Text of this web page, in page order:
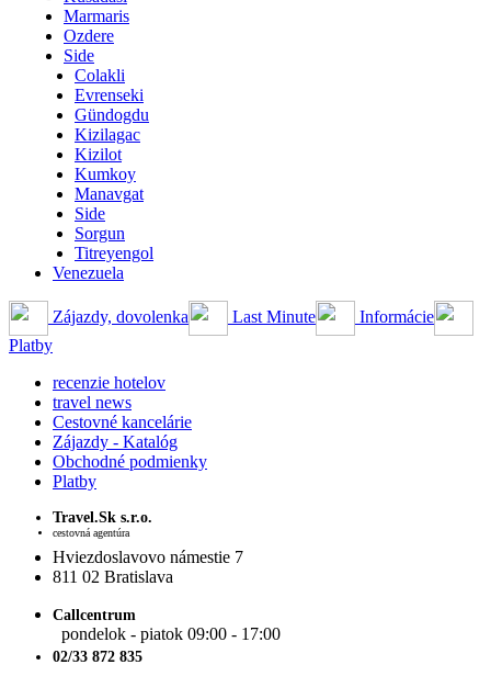
Marmaris
Ozdere
Side
Colakli
Evrenseki
Gündogdu
Kizilagac
Kizilot
Kumkoy
Manavgat
Side
Sorgun
Titreyengol
Venezuela
Zájazdy, dovolenka Last Minute
Informácie
Platby
recenzie hotelov
travel news
Cestovné kancelárie
Zájazdy - Katalóg
Obchodné podmienky
Platby
Travel.Sk s.r.o.
cestovná agentúra
Hviezdoslavovo námestie 7
811 02 Bratislava
Callcentrum
pondelok - piatok 09:00 - 17:00
02/33 872 835